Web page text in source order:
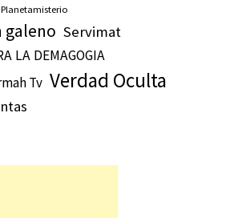
Planetamisterio
galeno Servimat
LA DEMAGOGIA
Tv Verdad Oculta